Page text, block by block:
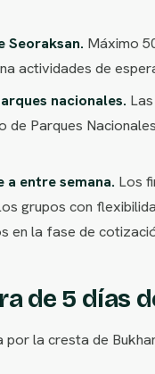
Seoraksan. Máximo
actividades de
nacionales.
de Parques
a entre semana. Los
grupos con
en la fase de
de 5 días
por la cresta de